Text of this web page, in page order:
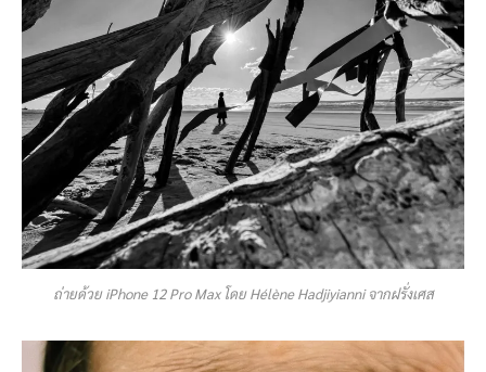
ถ่ายด้วย iPhone 12 Pro Max โดย Hélène Hadjiyianni จากฝรั่งเศส